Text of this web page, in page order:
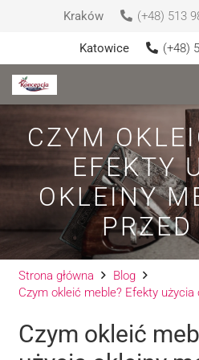
Kraków (+48) 513
Katowice (+48)
CZYM
EFEKTY
OKLEINY
Strona główna
Blog
Czym okleić meble? Efekty
Czym okleić